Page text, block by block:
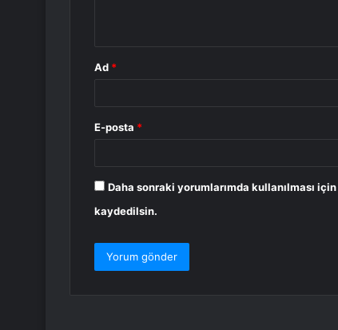
Ad *
E-posta *
Daha sonraki yorumlarımda kullanılması
kaydedilsin.